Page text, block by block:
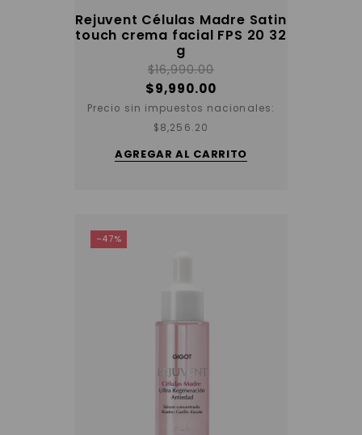
Rejuvent Células Madre Satin
touch crema facial FPS 20 32
g
$16,990.00
$9,990.00
Precio sin impuestos nacionales:
$8,256.20
AGREGAR AL CARRITO
-47%